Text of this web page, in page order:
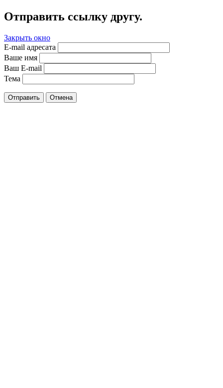
Отправить ссылку другу.
Закрыть окно
E-mail адресата
Ваше имя
Ваш E-mail
Тема
Отправить Отмена